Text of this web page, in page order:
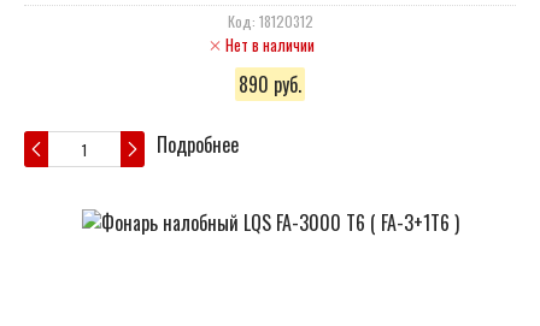
Код: 18120312
Нет в наличии
890 руб.
Подробнее